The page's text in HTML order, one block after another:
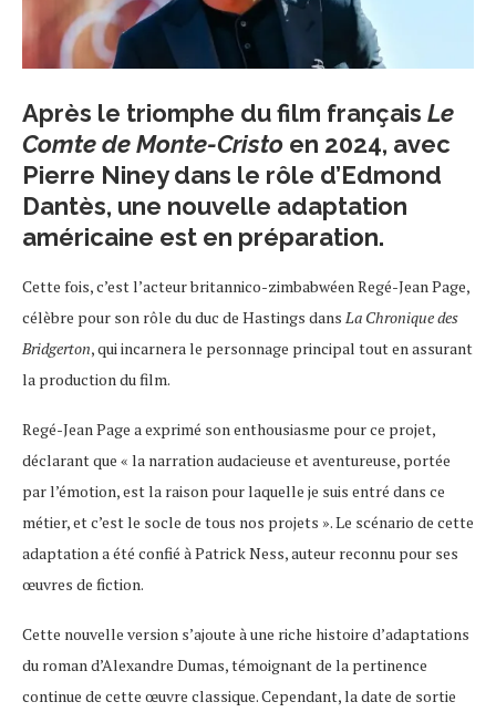
Après le triomphe du film français Le
Comte de Monte-Cristo en 2024, avec
Pierre Niney dans le rôle d’Edmond
Dantès, une nouvelle adaptation
américaine est en préparation.
Cette fois, c’est l’acteur britannico-zimbabwéen Regé-Jean Page,
célèbre pour son rôle du duc de Hastings dans La Chronique des
Bridgerton, qui incarnera le personnage principal tout en assurant
la production du film.
Regé-Jean Page a exprimé son enthousiasme pour ce projet,
déclarant que « la narration audacieuse et aventureuse, portée
par l’émotion, est la raison pour laquelle je suis entré dans ce
métier, et c’est le socle de tous nos projets ». Le scénario de cette
adaptation a été confié à Patrick Ness, auteur reconnu pour ses
œuvres de fiction.
Cette nouvelle version s’ajoute à une riche histoire d’adaptations
du roman d’Alexandre Dumas, témoignant de la pertinence
continue de cette œuvre classique. Cependant, la date de sortie